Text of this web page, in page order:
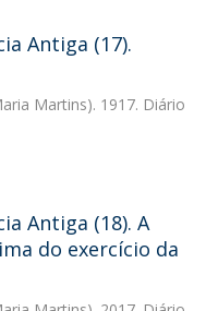
Antiga (17).
Martins). 1917. Diário
Antiga (18). A
do exercício da